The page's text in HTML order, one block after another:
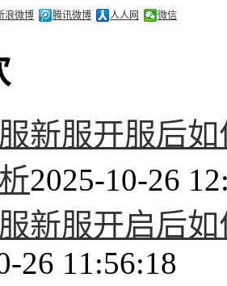
浪微博 腾讯微博 人人网 微信
新服开服后
2025-10-26
新服开启后
26 11:56:18